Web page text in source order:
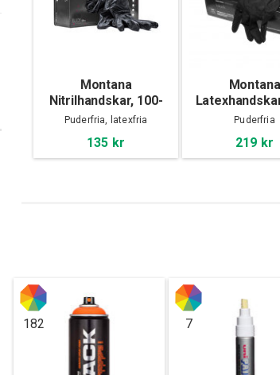
Montana
Nitrilhandskar, 100-
pack
Puderfria, latexfria
135 kr
Montana
pack
Puderfria
219 kr
182 7